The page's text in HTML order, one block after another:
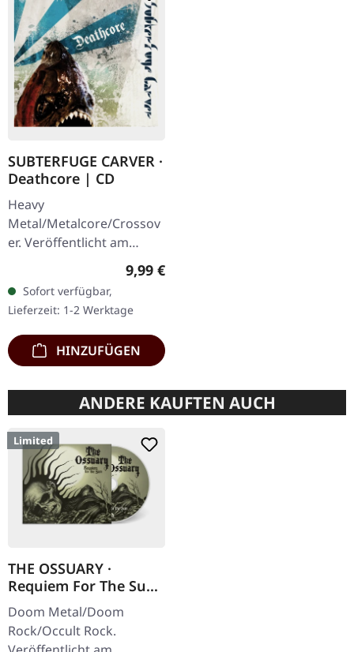
SUBTERFUGE CARVER ·
Deathcore | CD
Heavy
Metal/Metalcore/Crossov
er. Veröffentlicht am
08.02.2008, auf Supreme
Chaos Records. CD im
Jewelcase mit 12-seitigem
Booklet. Subterfuge
Carver…
Regulärer Preis:
9,99 €
Sofort verfügbar,
Lieferzeit: 1-2 Werktage
HINZUFÜGEN
ANDERE KAUFTEN AUCH
Limited
THE OSSUARY ·
Requiem For The Sun
| DIGIPAK CD
Doom Metal/Doom
Rock/Occult Rock.